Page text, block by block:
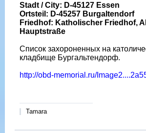
Stadt / City: D-45127 Essen
Ortsteil: D-45257 Burgaltendorf
Friedhof: Katholischer Friedhof,
Hauptstraße
Список захороненных на
кладбище Бургальтендорф.
http://obd-memorial.ru/
Tamara